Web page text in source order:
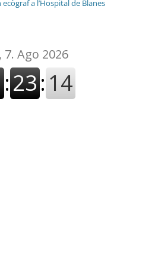
a l’Hospital de Blanes